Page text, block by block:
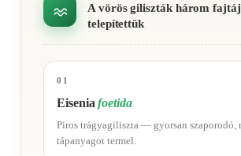
A vörös giliszták három
telepítettük
01
Eiseniafoetida
Piros trágyagiliszta — gyorsan szaporodó,
tápanyagot termel.